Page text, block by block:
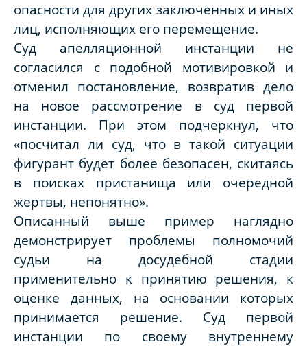
опасности для других заключенных и иных
лиц, исполняющих его перемещение.
Суд апелляционной инстанции не
согласился с подобной мотивировкой и
отменил постановление, возвратив дело
на новое рассмотрение в суд первой
инстанции. При этом подчеркнул, что
«посчитал ли суд, что в такой ситуации
фигурант будет более безопасен, скитаясь
в поисках пристанища или очередной
жертвы, непонятно».
Описанный выше пример наглядно
демонстрирует проблемы полномочий
судьи на досудебной стадии
применительно к принятию решения, к
оценке данных, на основании которых
принимается решение. Суд первой
инстанции по своему внутреннему